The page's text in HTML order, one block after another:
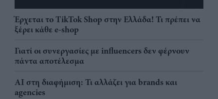
Έρχεται το TikTok Shop στην Ελλάδα! Τι πρέπει να
ξέρει κάθε e-shop
Γιατί οι συνεργασίες με influencers δεν φέρνουν
πάντα αποτέλεσμα
AI στη διαφήμιση: Τι αλλάζει για brands και
agencies